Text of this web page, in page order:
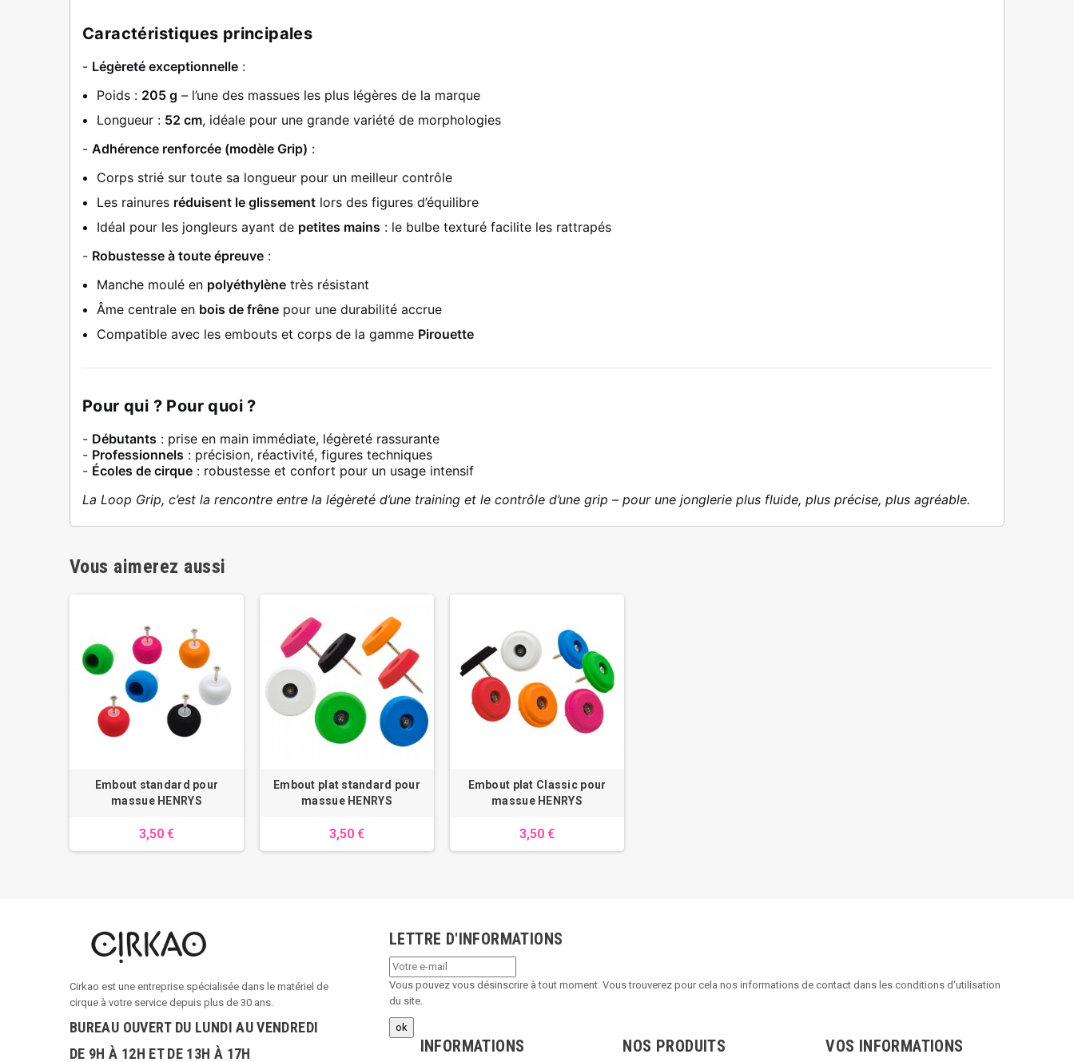
Caractéristiques principales
- Légèreté exceptionnelle :
Poids : 205 g – l’une des massues les plus légères de la marque
Longueur : 52 cm, idéale pour une grande variété de morphologies
- Adhérence renforcée (modèle Grip) :
Corps strié sur toute sa longueur pour un meilleur contrôle
Les rainures réduisent le glissement lors des figures d’équilibre
Idéal pour les jongleurs ayant de petites mains : le bulbe texturé facilite les rattrapés
- Robustesse à toute épreuve :
Manche moulé en polyéthylène très résistant
Âme centrale en bois de frêne pour une durabilité accrue
Compatible avec les embouts et corps de la gamme Pirouette
Pour qui ? Pour quoi ?
- Débutants : prise en main immédiate, légèreté rassurante
- Professionnels : précision, réactivité, figures techniques
- Écoles de cirque : robustesse et confort pour un usage intensif
La Loop Grip, c’est la rencontre entre la légèreté d’une training et le contrôle d’une grip – pour une jonglerie plus fluide, plus précise, plus agréable.
Vous aimerez aussi
Embout standard pour
massue HENRYS
3,50 €
Embout plat standard pour
massue HENRYS
3,50 €
Embout plat Classic pour
massue HENRYS
3,50 €
Cirkao est une entreprise spécialisée dans le matériel de
cirque à votre service depuis plus de 30 ans.
BUREAU OUVERT DU LUNDI AU VENDREDI
DE 9H À 12H ET DE 13H À 17H
LETTRE D'INFORMATIONS
Vous pouvez vous désinscrire à tout moment. Vous trouverez pour cela nos informations de contact dans les conditions d'utilisation
du site.
INFORMATIONS NOS PRODUITS VOS INFORMATIONS